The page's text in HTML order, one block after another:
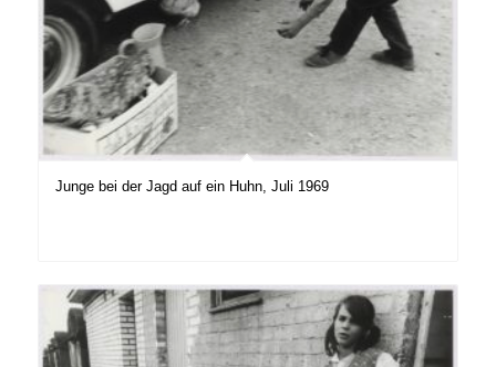
Junge bei der Jagd auf ein Huhn, Juli 1969